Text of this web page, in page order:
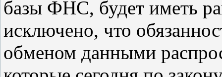
базы ФНС, будет иметь
исключено, что
обменом данными